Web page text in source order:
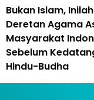
Bukan Islam, Inilah
Deretan Agama
Masyarakat
Sebelum
Hindu-Budha